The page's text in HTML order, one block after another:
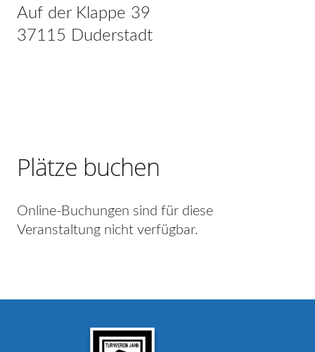
Auf der Klappe 39
37115 Duderstadt
Plätze buchen
Online-Buchungen sind für diese
Veranstaltung nicht verfügbar.